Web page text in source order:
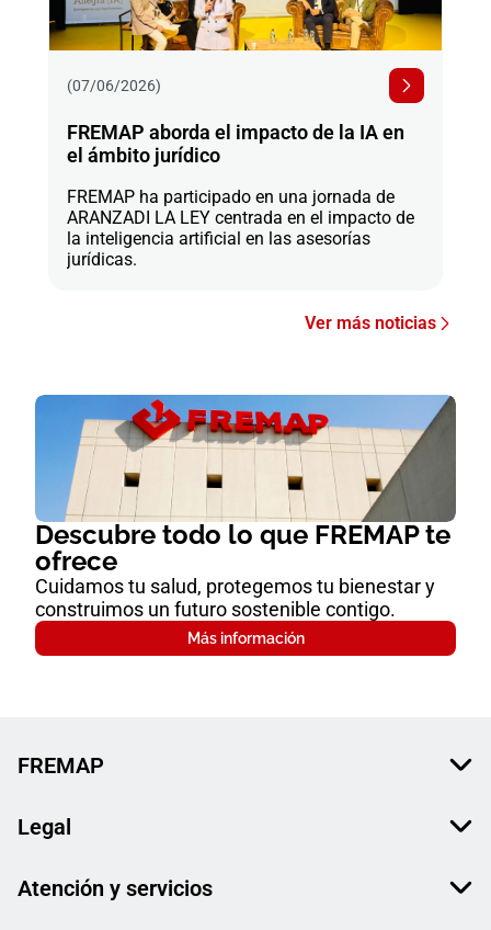
(07/06/2026)
FREMAP aborda el impacto de la IA en
el ámbito jurídico
FREMAP ha participado en una jornada de
ARANZADI LA LEY centrada en el impacto de
la inteligencia artificial en las asesorías
jurídicas.
Ver más noticias
Descubre todo lo que FREMAP te
ofrece
Cuidamos tu salud, protegemos tu bienestar y
construimos un futuro sostenible contigo.
Más información
FREMAP
Legal
Atención y servicios